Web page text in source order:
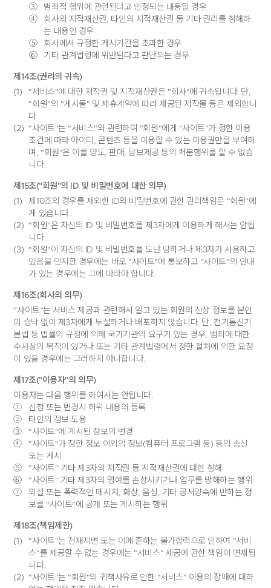
③
범죄적 행위에 관련된다고 인정되는 내용일 경우
④
회사의 지적재산권, 타인의 지적재산권 등 기타 권리를 침해하
는 내용인 경우
⑤
회사에서 규정한 게시기간을 초과한 경우
⑥
기타 관계법령에 위반된다고 판단되는 경우
제14조(권리의 귀속)
(1)
"서비스"에 대한 저작권 및 지적재산권은 "회사"에 귀속됩니다. 단,
"회원"의 "게시물" 및 제휴계약에 따라 제공된 저작물 등은 제외합니
다
(2)
"사이트"는 "서비스"와 관련하여 "회원"에게 "사이트"가 정한 이용
조건에 따라 아이디, 콘텐츠 등을 이용할 수 있는 이용권만을 부여하
며, "회원"은 이를 양도, 판매, 담보제공 등의 처분행위를 할 수 없습
니다.
제15조("회원"의 ID 및 비밀번호에 대한 의무)
(1)
제10조의 경우를 제외한 ID와 비밀번호에 관한 관리책임은 "회원"에
게 있습니다.
(2)
"회원"은 자신의 ID 및 비밀번호를 제3자에게 이용하게 해서는 안됩
니다.
(3)
"회원"이 자신의 ID 및 비밀번호를 도난 당하거나 제3자가 사용하고
있음을 인지한 경우에는 바로 "사이트"에 통보하고 "사이트"의 안내
가 있는 경우에는 그에 따라야 합니다.
제16조(회사의 의무)
“사이트”는 서비스 제공과 관련해서 알고 있는 회원의 신상 정보를 본인
의 승낙 없이 제3자에게 누설하거나 배포하지 않습니다. 단, 전기통신기
본법 등 법률의 규정에 의해 국가기관의 요구가 있는 경우, 범죄에 대한
수사상의 목적이 있거나 또는 기타 관계법령에서 정한 절차에 의한 요청
이 있을 경우에는 그러하지 아니합니다.
제17조("이용자"의 의무)
이용자는 다음 행위를 하여서는 안됩니다.
①
신청 또는 변경시 허위 내용의 등록
②
타인의 정보 도용
③
"사이트"에 게시된 정보의 변경
④
"사이트"가 정한 정보 이외의 정보(컴퓨터 프로그램 등) 등의 송신
또는 게시
⑤
"사이트" 기타 제3자의 저작권 등 지적재산권에 대한 침해
⑥
"사이트" 기타 제3자의 명예를 손상시키거나 업무를 방해하는 행위
⑦
외설 또는 폭력적인 메시지, 화상, 음성, 기타 공서양속에 반하는 정
보를 "사이트"에 공개 또는 게시하는 행위
제18조(책임제한)
(1)
"사이트"는 천재지변 또는 이에 준하는 불가항력으로 인하여 "서비
스"를 제공할 수 없는 경우에는 "서비스" 제공에 관한 책임이 면제됩
니다.
(2)
"사이트"는 "회원"의 귀책사유로 인한 "서비스" 이용의 장애에 대하